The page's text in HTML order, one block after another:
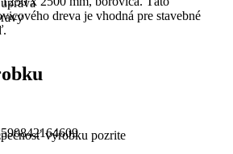
dreva je vhodná pre stavebné
výrobku pozrite